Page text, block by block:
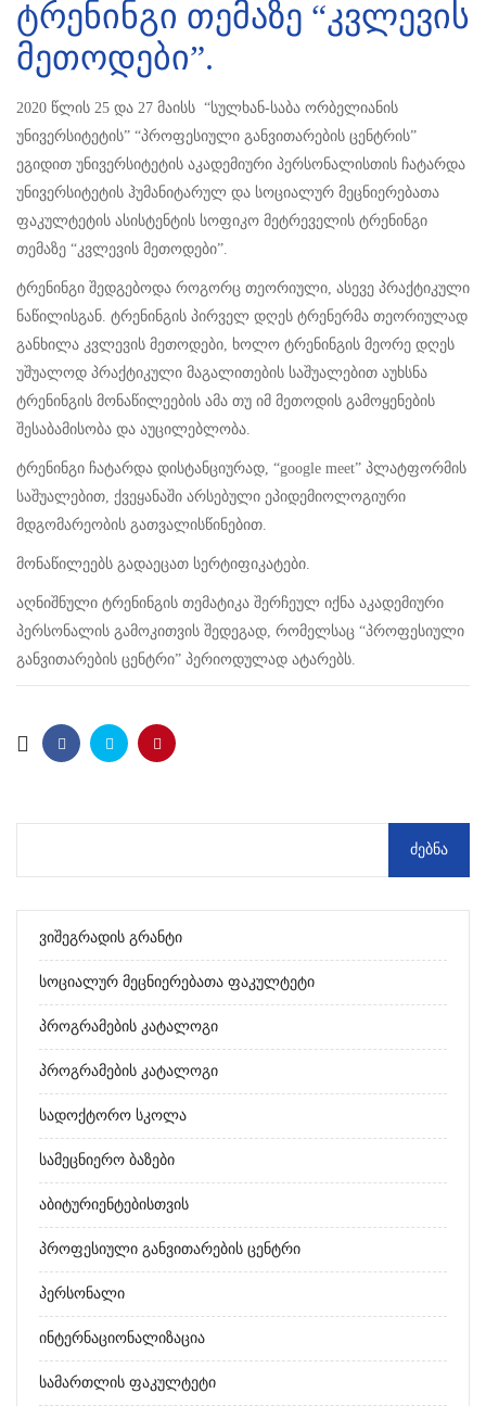
ტრენინგი თემაზე “კვლევის
მეთოდები”.
2020 წლის 25 და 27 მაისს “სულხან-საბა ორბელიანის
უნივერსიტეტის” “პროფესიული განვითარების ცენტრის”
ეგიდით უნივერსიტეტის აკადემიური პერსონალისთის ჩატარდა
უნივერსიტეტის ჰუმანიტარულ და სოციალურ მეცნიერებათა
ფაკულტეტის ასისტენტის სოფიკო მეტრეველის ტრენინგი
თემაზე “კვლევის მეთოდები”.
ტრენინგი შედგებოდა როგორც თეორიული, ასევე პრაქტიკული
ნაწილისგან. ტრენინგის პირველ დღეს ტრენერმა თეორიულად
განხილა კვლევის მეთოდები, ხოლო ტრენინგის მეორე დღეს
უშუალოდ პრაქტიკული მაგალითების საშუალებით აუხსნა
ტრენინგის მონაწილეების ამა თუ იმ მეთოდის გამოყენების
შესაბამისობა და აუცილებლობა.
ტრენინგი ჩატარდა დისტანციურად, “google meet” პლატფორმის
საშუალებით, ქვეყანაში არსებული ეპიდემიოლოგიური
მდგომარეობის გათვალისწინებით.
მონაწილეებს გადაეცათ სერტიფიკატები.
აღნიშნული ტრენინგის თემატიკა შერჩეულ იქნა აკადემიური
პერსონალის გამოკითვის შედეგად, რომელსაც “პროფესიული
განვითარების ცენტრი” პერიოდულად ატარებს.
Ვიშეგრადის Გრანტი
Სოციალურ Მეცნიერებათა Ფაკულტეტი
Პროგრამების Კატალოგი
Პროგრამების Კატალოგი
Სადოქტორო Სკოლა
Სამეცნიერო Ბაზები
Აბიტურიენტებისთვის
Პროფესიული Განვითარების Ცენტრი
Პერსონალი
Ინტერნაციონალიზაცია
Სამართლის Ფაკულტეტი